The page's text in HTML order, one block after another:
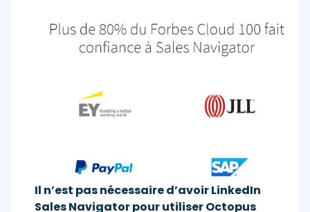
Il n’est pas nécessaire d’avoir LinkedIn
Sales Navigator pour utiliser Octopus